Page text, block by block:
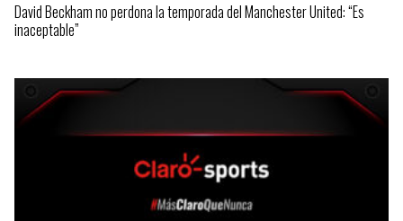
David Beckham no perdona la temporada del Manchester United: “Es
inaceptable”